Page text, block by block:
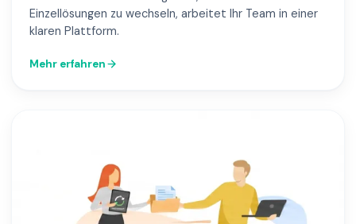
Einzellösungen zu wechseln, arbeitet Ihr Team in einer
klaren Plattform.
Mehr erfahren